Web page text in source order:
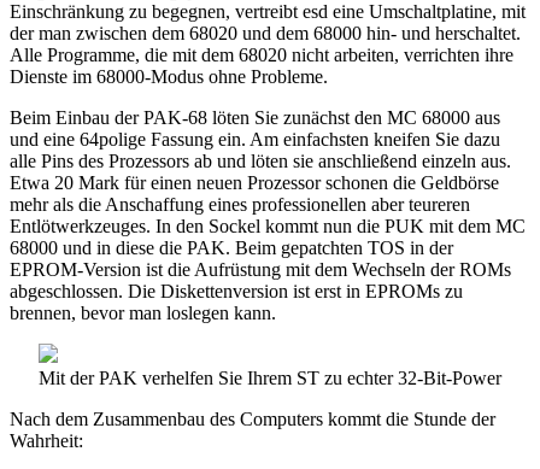
Einschränkung zu begegnen, vertreibt esd eine Umschaltplatine, mit
der man zwischen dem 68020 und dem 68000 hin- und herschaltet.
Alle Programme, die mit dem 68020 nicht arbeiten, verrichten ihre
Dienste im 68000-Modus ohne Probleme.
Beim Einbau der PAK-68 löten Sie zunächst den MC 68000 aus
und eine 64polige Fassung ein. Am einfachsten kneifen Sie dazu
alle Pins des Prozessors ab und löten sie anschließend einzeln aus.
Etwa 20 Mark für einen neuen Prozessor schonen die Geldbörse
mehr als die Anschaffung eines professionellen aber teureren
Entlötwerkzeuges. In den Sockel kommt nun die PUK mit dem MC
68000 und in diese die PAK. Beim gepatchten TOS in der
EPROM-Version ist die Aufrüstung mit dem Wechseln der ROMs
abgeschlossen. Die Diskettenversion ist erst in EPROMs zu
brennen, bevor man loslegen kann.
Mit der PAK verhelfen Sie Ihrem ST zu echter 32-Bit-Power
Nach dem Zusammenbau des Computers kommt die Stunde der
Wahrheit: